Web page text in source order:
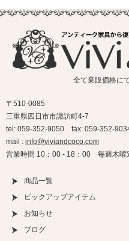
全て業販価格に
〒510-0085
三重県四日市市諏訪町4-7
tel: 059-352-9050 fax: 059-352-
mail : info@viviandcoco.com
営業時間 10：00 - 18：00 毎週木曜
商品一覧
ピックアップアイテム
お知らせ
ブログ